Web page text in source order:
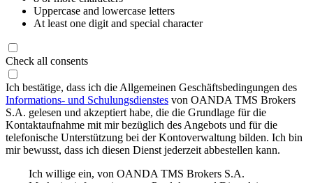
Uppercase and lowercase letters
At least one digit and special character
Check all consents
Ich bestätige, dass ich die Allgemeinen Geschäftsbedingungen des
Informations- und Schulungsdienstes von OANDA TMS Brokers
S.A. gelesen und akzeptiert habe, die die Grundlage für die
Kontaktaufnahme mit mir bezüglich des Angebots und für die
telefonische Unterstützung bei der Kontoverwaltung bilden. Ich bin
mir bewusst, dass ich diesen Dienst jederzeit abbestellen kann.
Ich willige ein, von OANDA TMS Brokers S.A.